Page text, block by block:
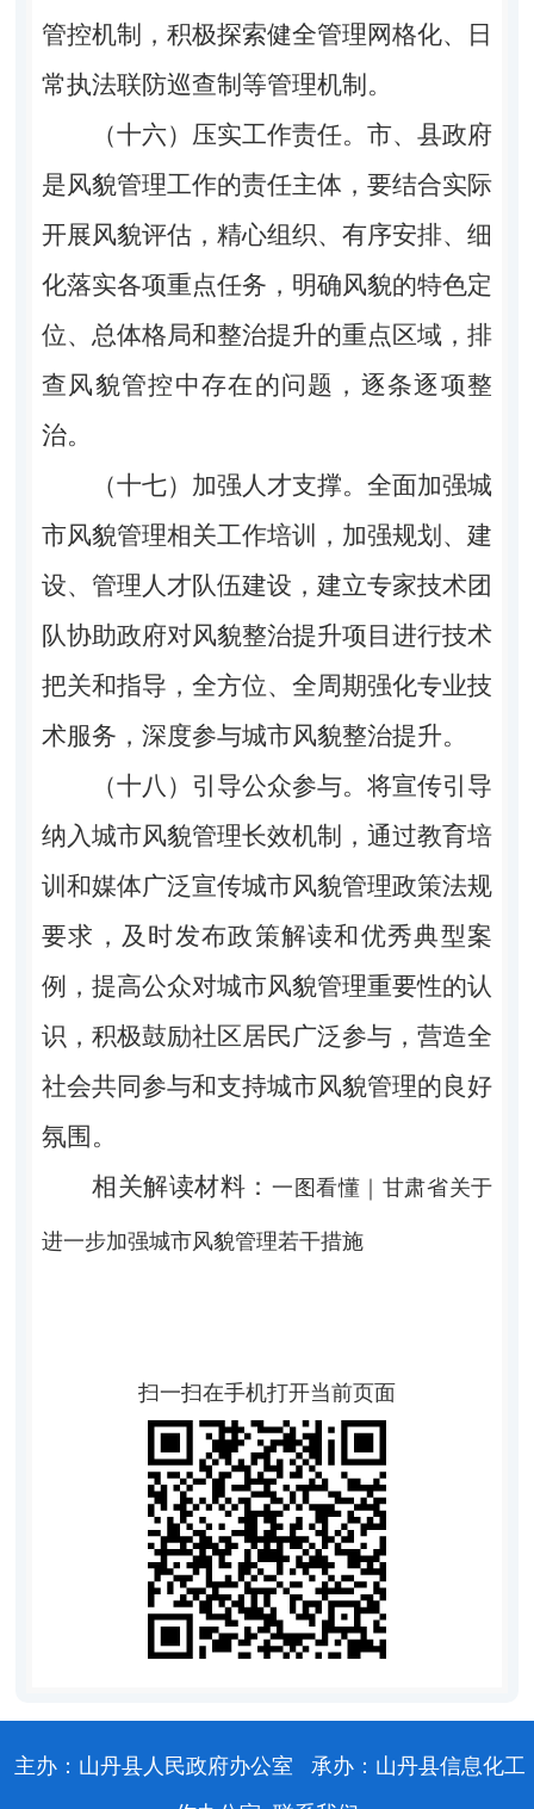
管控机制，积极探索健全管理网格化、日
常执法联防巡查制等管理机制。
（十六）压实工作责任。市、县政府
是风貌管理工作的责任主体，要结合实际
开展风貌评估，精心组织、有序安排、细
化落实各项重点任务，明确风貌的特色定
位、总体格局和整治提升的重点区域，排
查风貌管控中存在的问题，逐条逐项整
治。
（十七）加强人才支撑。全面加强城
市风貌管理相关工作培训，加强规划、建
设、管理人才队伍建设，建立专家技术团
队协助政府对风貌整治提升项目进行技术
把关和指导，全方位、全周期强化专业技
术服务，深度参与城市风貌整治提升。
（十八）引导公众参与。将宣传引导
纳入城市风貌管理长效机制，通过教育培
训和媒体广泛宣传城市风貌管理政策法规
要求，及时发布政策解读和优秀典型案
例，提高公众对城市风貌管理重要性的认
识，积极鼓励社区居民广泛参与，营造全
社会共同参与和支持城市风貌管理的良好
氛围。
相关解读材料： 一图看懂｜甘肃省关于
进一步加强城市风貌管理若干措施
扫一扫在手机打开当前页面
主办：山丹县人民政府办公室
承办：山丹县信息化工